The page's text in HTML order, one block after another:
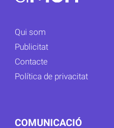
Qui som
Publicitat
Contacte
Política de privacitat
COMUNICACIÓ